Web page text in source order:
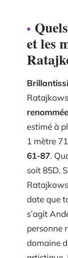
et les
estimé à
1 mètre
61-87.
soit 85D.
date que
s’agit
personne
domaine